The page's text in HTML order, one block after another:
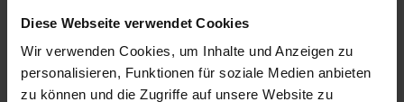
Diese Webseite verwendet Cookies
Wir verwenden Cookies, um Inhalte und Anzeigen zu
personalisieren, Funktionen für soziale Medien anbieten
zu können und die Zugriffe auf unsere Website zu